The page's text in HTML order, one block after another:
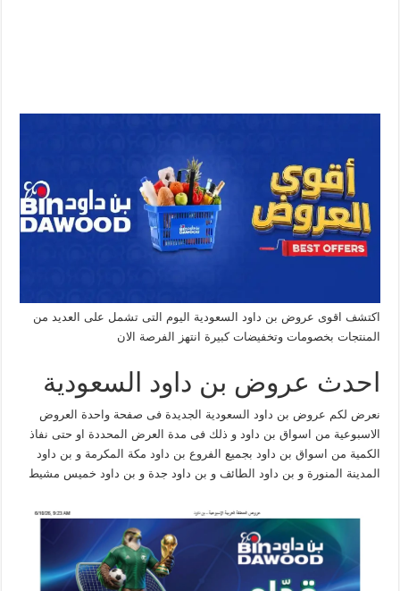
اكتشف اقوى عروض بن داود السعودية اليوم التى تشمل على العديد من
المنتجات بخصومات وتخفيضات كبيرة انتهز الفرصة الان
احدث عروض بن داود السعودية
نعرض لكم عروض بن داود السعودية الجديدة فى صفحة واحدة العروض
الاسبوعية من اسواق بن داود و ذلك فى مدة العرض المحددة او حتى نفاذ
الكمية من اسواق بن داود بجميع الفروع بن داود مكة المكرمة و بن داود
المدينة المنورة و بن داود الطائف و بن داود جدة و بن داود خميس مشيط